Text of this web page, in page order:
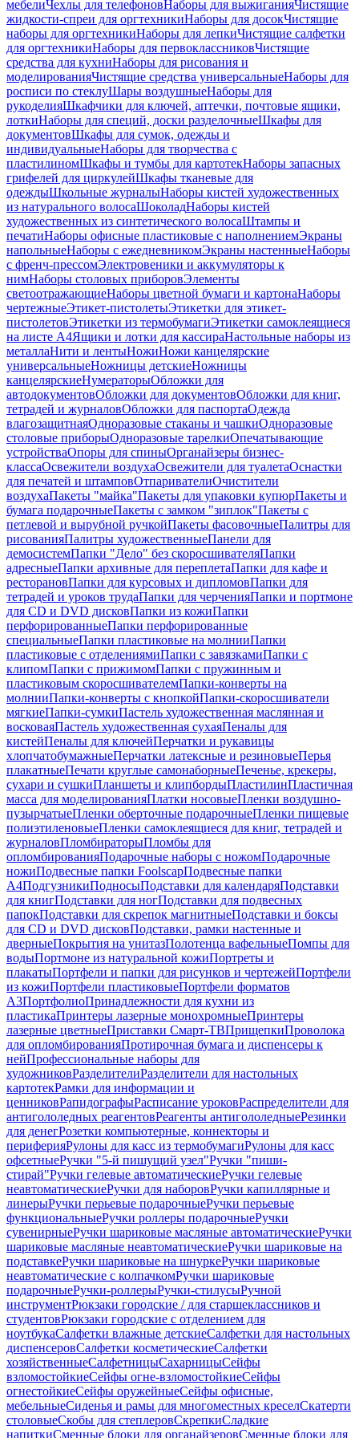
мебелиЧехлы для телефоновНаборы для выжиганияЧистящие
жидкости-спреи для оргтехникиНаборы для досокЧистящие
наборы для оргтехникиНаборы для лепкиЧистящие салфетки
для оргтехникиНаборы для первоклассниковЧистящие
средства для кухниНаборы для рисования и
моделированияЧистящие средства универсальныеНаборы для
росписи по стеклуШары воздушныеНаборы для
рукоделияШкафчики для ключей, аптечки, почтовые ящики,
лоткиНаборы для специй, доски разделочныеШкафы для
документовШкафы для сумок, одежды и
индивидуальныеНаборы для творчества с
пластилиномШкафы и тумбы для картотекНаборы запасных
грифелей для циркулейШкафы тканевые для
одеждыШкольные журналыНаборы кистей художественных
из натурального волосаШоколадНаборы кистей
художественных из синтетического волосаШтампы и
печатиНаборы офисные пластиковые с наполнениемЭкраны
напольныеНаборы с ежедневникомЭкраны настенныеНаборы
с френч-прессомЭлектровеники и аккумуляторы к
нимНаборы столовых приборовЭлементы
светоотражающиеНаборы цветной бумаги и картонаНаборы
чертежныеЭтикет-пистолетыЭтикетки для этикет-
пистолетовЭтикетки из термобумагиЭтикетки самоклеящиеся
на листе А4Ящики и лотки для кассираНастольные наборы из
металлаНити и лентыНожиНожи канцелярские
универсальныеНожницы детскиеНожницы
канцелярскиеНумераторыОбложки для
автодокументовОбложки для документовОбложки для книг,
тетрадей и журналовОбложки для паспортаОдежда
влагозащитнаяОдноразовые стаканы и чашкиОдноразовые
столовые приборыОдноразовые тарелкиОпечатывающие
устройстваОпоры для спиныОрганайзеры бизнес-
классаОсвежители воздухаОсвежители для туалетаОснастки
для печатей и штамповОтпаривателиОчистители
воздухаПакеты "майка"Пакеты для упаковки купюрПакеты и
бумага подарочныеПакеты с замком "зиплок"Пакеты с
петлевой и вырубной ручкойПакеты фасовочныеПалитры для
рисованияПалитры художественныеПанели для
демосистемПапки "Дело" без скоросшивателяПапки
адресныеПапки архивные для переплетаПапки для кафе и
ресторановПапки для курсовых и дипломовПапки для
тетрадей и уроков трудаПапки для черченияПапки и портмоне
для CD и DVD дисковПапки из кожиПапки
перфорированныеПапки перфорированные
специальныеПапки пластиковые на молнииПапки
пластиковые с отделениямиПапки с завязкамиПапки с
клипомПапки с прижимомПапки с пружинным и
пластиковым скоросшивателемПапки-конверты на
молнииПапки-конверты с кнопкойПапки-скоросшиватели
мягкиеПапки-сумкиПастель художественная маслянная и
восковаяПастель художественная сухаяПеналы для
кистейПеналы для ключейПерчатки и рукавицы
хлопчатобумажныеПерчатки латексные и резиновыеПерья
плакатныеПечати круглые самонаборныеПеченье, крекеры,
сухари и сушкиПланшеты и клипбордыПластилинПластичная
масса для моделированияПлатки носовыеПленки воздушно-
пузырчатыеПленки оберточные подарочныеПленки пищевые
полиэтиленовыеПленки самоклеящиеся для книг, тетрадей и
журналовПломбираторыПломбы для
опломбированияПодарочные наборы с ножомПодарочные
ножиПодвесные папки FoolscapПодвесные папки
А4ПодгузникиПодносыПодставки для календаряПодставки
для книгПодставки для ногПодставки для подвесных
папокПодставки для скрепок магнитныеПодставки и боксы
для CD и DVD дисковПодставки, рамки настенные и
дверныеПокрытия на унитазПолотенца вафельныеПомпы для
водыПортмоне из натуральной кожиПортреты и
плакатыПортфели и папки для рисунков и чертежейПортфели
из кожиПортфели пластиковыеПортфели форматов
А3ПортфолиоПринадлежности для кухни из
пластикаПринтеры лазерные монохромныеПринтеры
лазерные цветныеПриставки Смарт-ТВПрищепкиПроволока
для опломбированияПротирочная бумага и диспенсеры к
нейПрофессиональные наборы для
художниковРазделителиРазделители для настольных
картотекРамки для информации и
ценниковРапидографыРасписание уроковРаспределители для
антигололедных реагентовРеагенты антигололедныеРезинки
для денегРозетки компьютерные, коннекторы и
периферияРулоны для касс из термобумагиРулоны для касс
офсетныеРучки "5-й пишущий узел"Ручки "пиши-
стирай"Ручки гелевые автоматическиеРучки гелевые
неавтоматическиеРучки для наборовРучки капиллярные и
линерыРучки перьевые подарочныеРучки перьевые
функциональныеРучки роллеры подарочныеРучки
сувенирныеРучки шариковые масляные автоматическиеРучки
шариковые масляные неавтоматическиеРучки шариковые на
подставкеРучки шариковые на шнуркеРучки шариковые
неавтоматические с колпачкомРучки шариковые
подарочныеРучки-роллерыРучки-стилусыРучной
инструментРюкзаки городские / для старшеклассников и
студентовРюкзаки городские с отделением для
ноутбукаСалфетки влажные детскиеСалфетки для настольных
диспенсеровСалфетки косметическиеСалфетки
хозяйственныеСалфетницыСахарницыСейфы
взломостойкиеСейфы огне-взломостойкиеСейфы
огнестойкиеСейфы оружейныеСейфы офисные,
мебельныеСиденья и рамы для многоместных креселСкатерти
столовыеСкобы для степлеровСкрепкиСладкие
напиткиСменные блоки для органайзеровСменные блоки для